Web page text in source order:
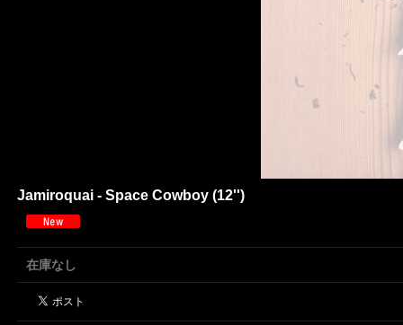
Jamiroquai - Space Cowboy (12'')
在庫なし